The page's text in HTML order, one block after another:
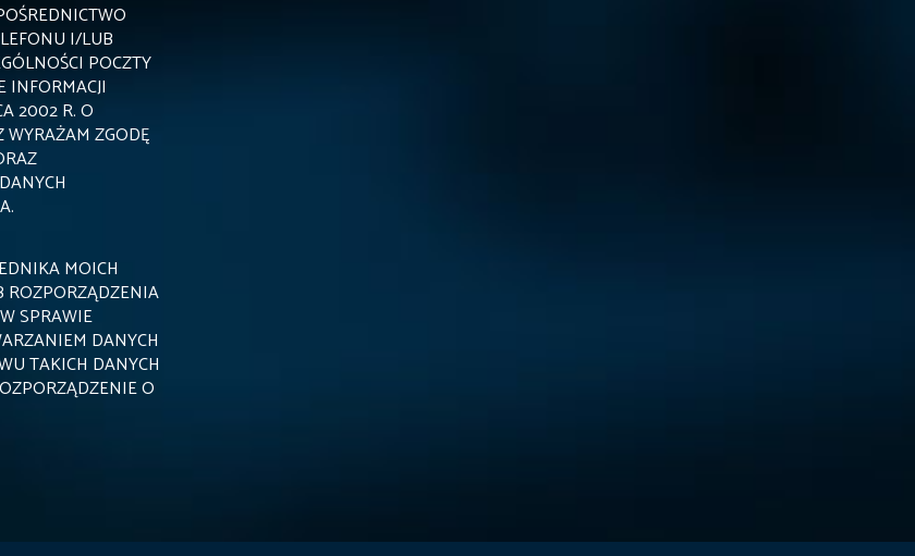
I/LUB
POCZTY
INFORMACJI
2002 R. O
ZGODĘ
MOICH
ROZPORZĄDZENIA
SPRAWIE
DANYCH
TAKICH DANYCH
O